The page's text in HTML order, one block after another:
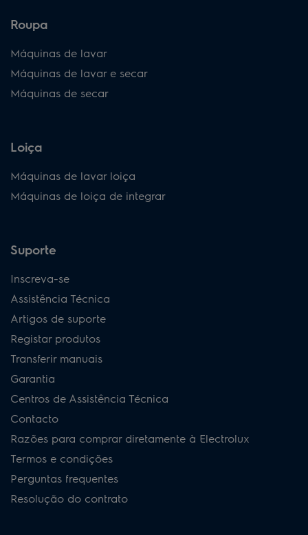
Roupa
Máquinas de lavar
Máquinas de lavar e secar
Máquinas de secar
Loiça
Máquinas de lavar loiça
Máquinas de loiça de integrar
Suporte
Inscreva-se
Assistência Técnica
Artigos de suporte
Registar produtos
Transferir manuais
Garantia
Centros de Assistência Técnica
Contacto
Razões para comprar diretamente à Electrolux
Termos e condições
Perguntas frequentes
Resolução do contrato